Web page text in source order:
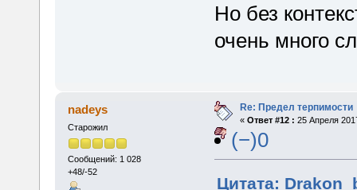
Но без
очень много
nadeys
Старожил
Сообщений: 1 028
+48/-52
Re: Предел терпимости
« Ответ #12 : 25 Апреля
(−)0
Цитата: